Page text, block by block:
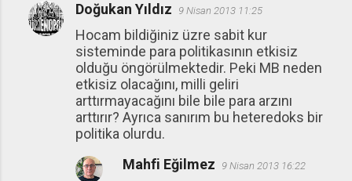
Doğukan Yıldız 9 Nisan 2013 11:25
Hocam bildiğiniz üzre sabit kur
sisteminde para politikasının etkisiz
olduğu öngörülmektedir. Peki MB neden
etkisiz olacağını, milli geliri
arttırmayacağını bile bile para arzını
arttırır? Ayrıca sanırım bu heteredoks bir
politika olurdu.
Mahfi Eğilmez 9 Nisan 2013 16:22